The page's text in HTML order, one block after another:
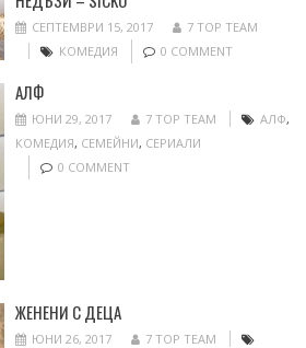
СЕПТЕМВРИ 15, 2017
7 TOP TEAM
КОМЕДИЯ
0 COMMENT
АЛФ
ЮНИ 29, 2017 7 TOP TEAM АЛФ,
КОМЕДИЯ, СЕМЕЙНИ, СЕРИАЛИ
0 COMMENT
ЖЕНЕНИ С ДЕЦА
ЮНИ 26, 2017 7 TOP TEAM